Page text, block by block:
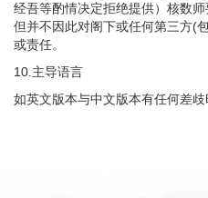
经吾等酌情决定拒绝提供）核数
但并不因此对阁下或任何第三方(
或责任。
10.主导语言
如英文版本与中文版本有任何差歧